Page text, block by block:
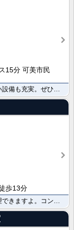
15分 可美市民
カウンターキッチンでお料理好きの方には嬉しい設備も充実。ぜひ株式会社アモルテまでお問い合わせください･･･
歩13分
カウンターキッチン設置でいつでも楽しくお料理できますよ。コンビニまで160mの日常生活にも便利な環境･･･